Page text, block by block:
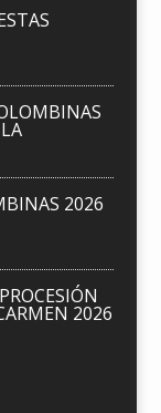
2026
2026